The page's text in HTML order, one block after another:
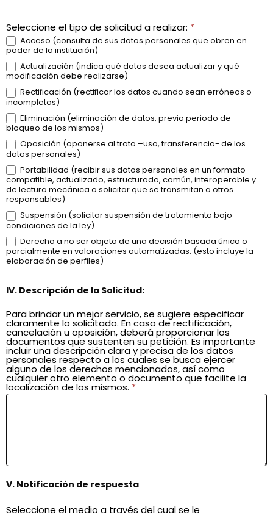
Seleccione el tipo de solicitud a realizar: *
Acceso (consulta de sus datos personales que obren en
poder de la institución)
Actualización (indica qué datos desea actualizar y qué
modificación debe realizarse)
Rectificación (rectificar los datos cuando sean erróneos o
incompletos)
Eliminación (eliminación de datos, previo periodo de
bloqueo de los mismos)
Oposición (oponerse al trato –uso, transferencia- de los
datos personales)
Portabilidad (recibir sus datos personales en un formato
compatible, actualizado, estructurado, común, interoperable y
de lectura mecánica o solicitar que se transmitan a otros
responsables)
Suspensión (solicitar suspensión de tratamiento bajo
condiciones de la ley)
Derecho a no ser objeto de una decisión basada única o
parcialmente en valoraciones automatizadas. (esto incluye la
elaboración de perfiles)
IV. Descripción de la Solicitud:
Para brindar un mejor servicio, se sugiere especificar
claramente lo solicitado. En caso de rectificación,
cancelación u oposición, deberá proporcionar los
documentos que sustenten su petición. Es importante
incluir una descripción clara y precisa de los datos
personales respecto a los cuales se busca ejercer
alguno de los derechos mencionados, así como
cualquier otro elemento o documento que facilite la
localización de los mismos. *
V. Notificación de respuesta
Seleccione el medio a través del cual se le